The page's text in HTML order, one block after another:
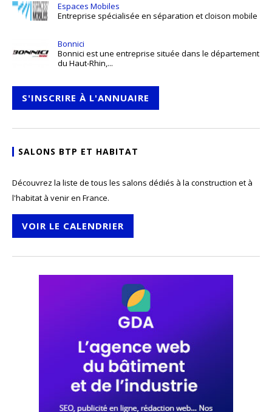
Espaces Mobiles
Entreprise spécialisée en séparation et cloison mobile
Bonnici
Bonnici est une entreprise située dans le département
du Haut-Rhin,...
S'INSCRIRE À L'ANNUAIRE
SALONS BTP ET HABITAT
Découvrez la liste de tous les salons dédiés à la construction et à
l'habitat à venir en France.
VOIR LE CALENDRIER